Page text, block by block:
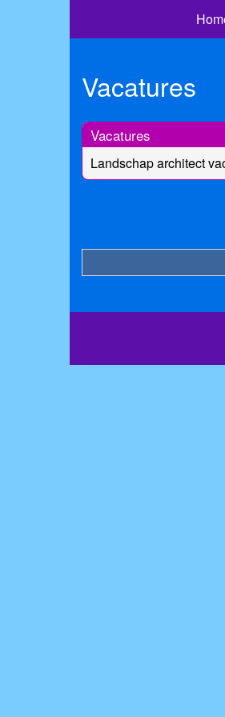
Vacatures
Vacatures
Landschap architect